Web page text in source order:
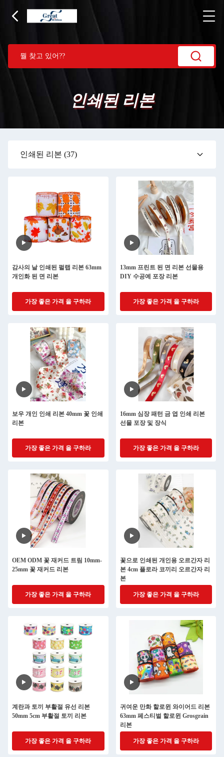
인쇄된 리본
인쇄된 리본 (37)
감사의 날 인쇄된 펄랩 리본 63mm
개인화 된 면 리본
가장 좋은 가격 을 구하라
13mm 프린트 된 면 리본 선물용
DIY 수공예 포장 리본
가장 좋은 가격 을 구하라
보우 개인 인쇄 리본 40mm 꽃 인쇄
리본
가장 좋은 가격 을 구하라
16mm 심장 패턴 금 엽 인쇄 리본
선물 포장 및 장식
가장 좋은 가격 을 구하라
OEM ODM 꽃 재커드 트림 10mm-
25mm 꽃 재커드 리본
가장 좋은 가격 을 구하라
꽃으로 인쇄된 개인용 오르간자 리
본 4cm 플로라 코끼리 오르간자 리
본
가장 좋은 가격 을 구하라
계란과 토끼 부활절 유선 리본
50mm 5cm 부활절 토끼 리본
가장 좋은 가격 을 구하라
귀여운 만화 할로윈 와이어드 리본
63mm 페스티벌 할로윈 Grosgrain
리본
가장 좋은 가격 을 구하라